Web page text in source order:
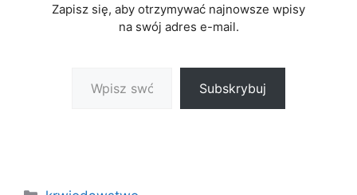
Zapisz się, aby otrzymywać najnowsze wpisy
na swój adres e-mail.
Subskrybuj